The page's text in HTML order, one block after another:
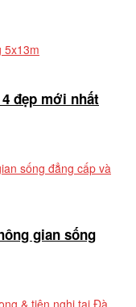
đẹp mới nhất
gian sống